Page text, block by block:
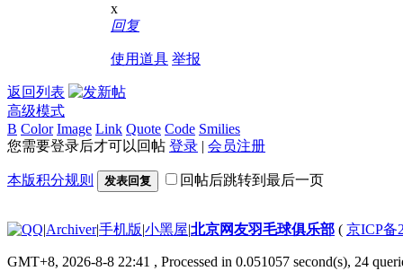
x
回复
使用道具 举报
返回列表
高级模式
B Color Image Link Quote Code Smilies
您需要登录后才可以回帖 登录 | 会员注册
本版积分规则 发表回复 回帖后跳转到最后一页
|Archiver|手机版|小黑屋|北京网友羽毛球俱乐部 ( 京ICP备
GMT+8, 2026-8-8 22:41 , Processed in 0.051057 second(s), 24